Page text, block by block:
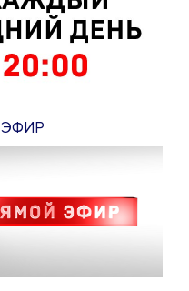
ЭФИР